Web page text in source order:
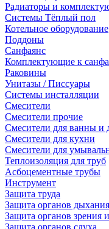
Радиаторы и
Системы Тёплый пол
Котельное оборудование
Поддоны
Санфаянс
Комплектующие к
Раковины
Унитазы / Писсуары
Системы инсталляции
Смесители
Смесители прочие
Смесители для ванны и
Смесители для кухни
Смесители для
Теплоизоляция для труб
Асбоцементные трубы
Инструмент
Защита труда
Защита органов дыхания
Защита органов зрения
Защита органов слуха